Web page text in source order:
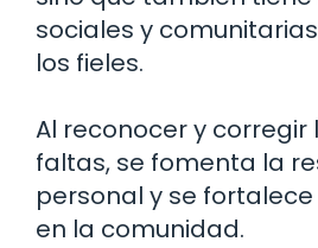
sociales y
los fieles.
Al reconocer y corregir
faltas, se fomenta la
personal y se
en la comunidad.